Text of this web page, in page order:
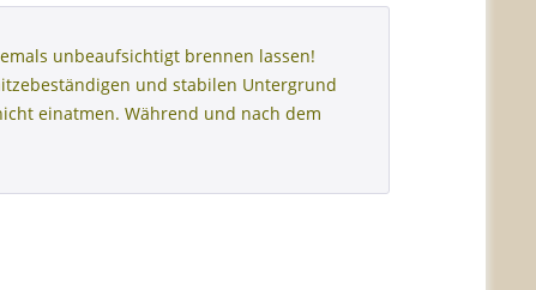
unbeaufsichtigt brennen lassen!
und stabilen Untergrund
einatmen. Während und nach dem